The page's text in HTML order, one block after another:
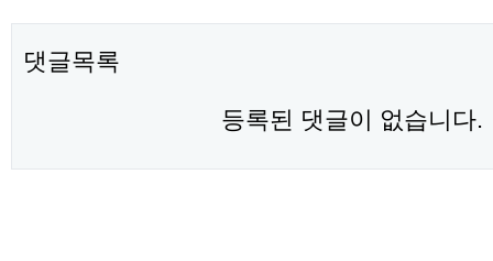
댓글목록
등록된 댓글이 없습니다.